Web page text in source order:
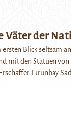
Väter der
ersten Blick seltsam
mit den Statuen von
Turunbay